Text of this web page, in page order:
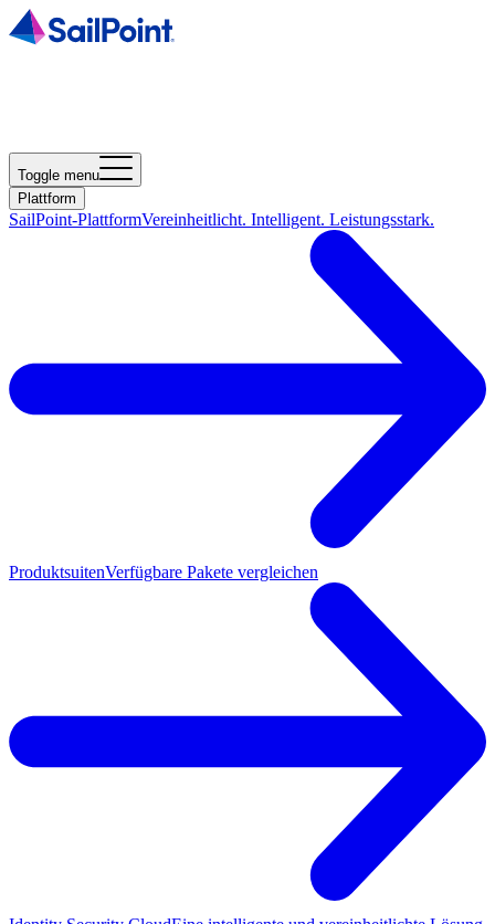
Toggle menu
Plattform
SailPoint-PlattformVereinheitlicht. Intelligent. Leistungsstark.
ProduktsuitenVerfügbare Pakete vergleichen